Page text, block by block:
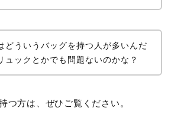
どういうバッグを持つ人が多いんだ
ュックとかでも問題ないのかな？
つ方は、ぜひご覧ください。